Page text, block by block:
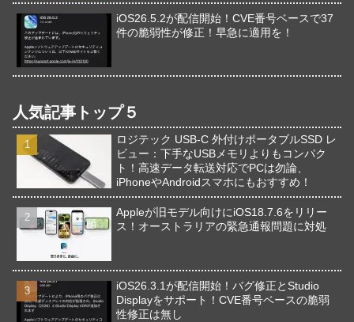
iOS26.5.2が配信開始！CVE番号ベースで37
件の脆弱性が修正！早急に適用を！
人気記事トップ５
ロジテック USB-C 外付けポータブルSSD レ
ビュー：下手なUSBメモリよりもコンパク
ト！高速データ転送対応でPCは勿論、
iPhoneやAndroidスマホにもおすすめ！
Appleが旧モデル向けにiOS18.7.6をリリー
ス！オーストラリアの緊急通報問題に対処
iOS26.3.1が配信開始！バグ修正とStudio
Displayをサポート！CVE番号ベースの脆弱
性修正は無し